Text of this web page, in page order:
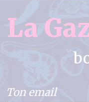
La